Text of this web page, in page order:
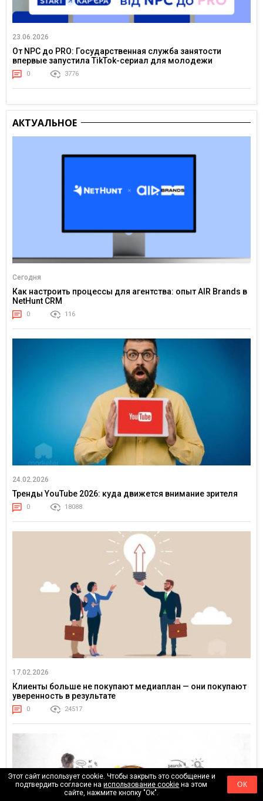
23.06.2026
От NPC до PRO: Государственная служба занятости
впервые запустила TikTok-сериал для молодежи
0 3776
АКТУАЛЬНОЕ
Сегодня
Как настроить процессы для агентства: опыт AIR Brands в
NetHunt CRM
0 116
24.02.2026
Тренды YouTube 2026: куда движется внимание зрителя
0 18088
17.02.2026
Клиенты больше не покупают медиаплан — они покупают
уверенность в результате
0 24517
Этот сайт использует cookie. Чтобы закрыть это сообщение и
подтвердить согласие наиспользование cookie на этом
сайте, нажмите кнопку "Ок".
ОК